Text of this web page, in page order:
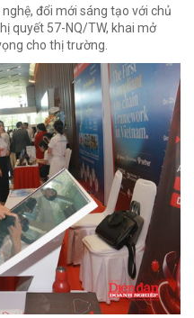
đổi mới sáng tạo với chủ
quyết 57-NQ/TW, khai mở
cho thị trường.